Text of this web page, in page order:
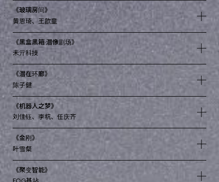
《玻璃房间》
黄恩琦、王歆童
《黑盒黑箱·潜像剧场》
未亓科技
《潜在环廊》
陈子健
《机器人之梦》
刘佳钰、李杭、任庆齐
《金刚》
叶雪粲
《聚变智能》